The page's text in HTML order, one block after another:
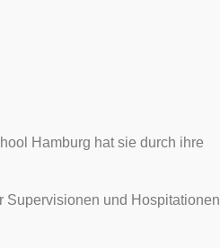
Hamburg hat sie durch ihre
Supervisionen und Hospitationen